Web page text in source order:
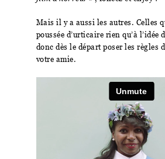
Mais il y a aussi les autres. Celles
poussée d’urticaire rien qu’à l’idée
donc dès le départ poser les règles
votre amie.